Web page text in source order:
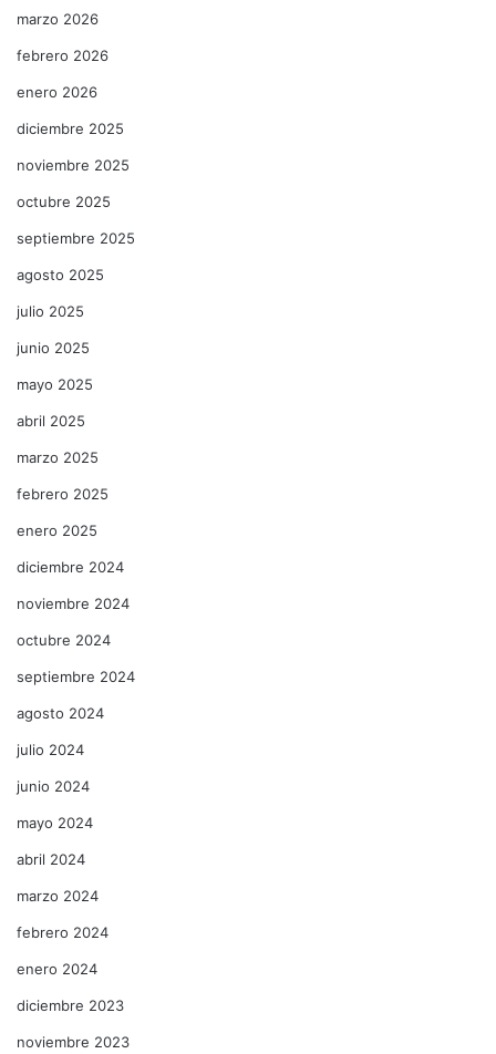
marzo 2026
febrero 2026
enero 2026
diciembre 2025
noviembre 2025
octubre 2025
septiembre 2025
agosto 2025
julio 2025
junio 2025
mayo 2025
abril 2025
marzo 2025
febrero 2025
enero 2025
diciembre 2024
noviembre 2024
octubre 2024
septiembre 2024
agosto 2024
julio 2024
junio 2024
mayo 2024
abril 2024
marzo 2024
febrero 2024
enero 2024
diciembre 2023
noviembre 2023